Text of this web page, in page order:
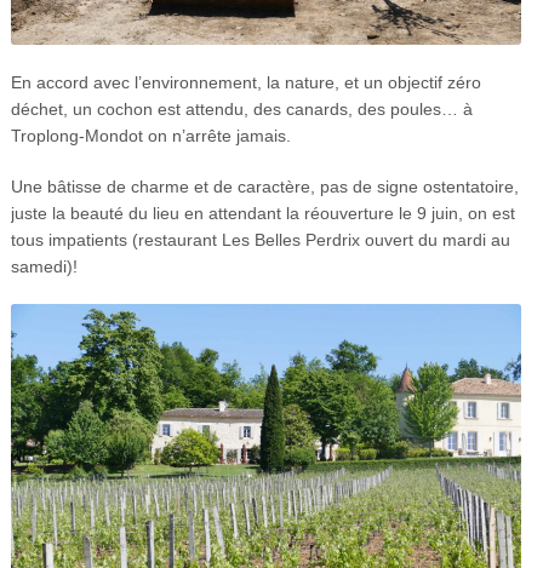
En accord avec l’environnement, la nature, et un objectif zéro
déchet, un cochon est attendu, des canards, des poules… à
Troplong-Mondot on n’arrête jamais.
Une bâtisse de charme et de caractère, pas de signe ostentatoire,
juste la beauté du lieu en attendant la réouverture le 9 juin, on est
tous impatients (restaurant Les Belles Perdrix ouvert du mardi au
samedi)!